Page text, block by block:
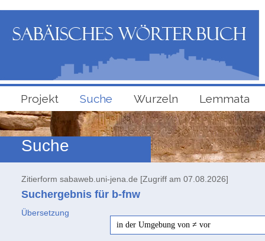
Projekt Suche Wurzeln Lemmata
Suche
Zitierform sabaweb.uni-jena.de [Zugriff am 07.08.2026]
Suchergebnis für b-fnw
Übersetzung
in der Umgebung von ≠ vor